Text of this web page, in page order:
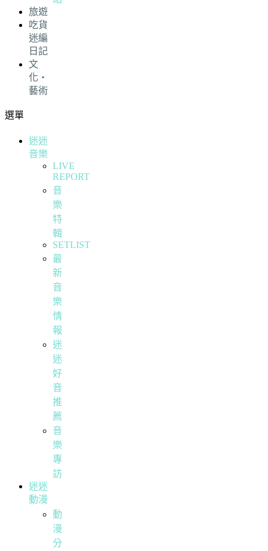
旅遊
吃貨
迷編
日記
文
化・
藝術
選單
迷迷
音樂
LIVE
REPORT
音
樂
特
輯
SETLIST
最
新
音
樂
情
報
迷
迷
好
音
推
薦
音
樂
專
訪
迷迷
動漫
動
漫
分